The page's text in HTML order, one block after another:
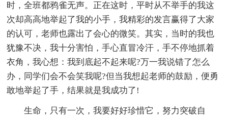
时，全班都鸦雀无声。正在这时，平时从不举手的我这
次却高高地举起了我的小手，我精彩的发言赢得了大家
的认可，老师也露出了会心的微笑。其实，当时的我也
犹豫不决，我十分害怕，手心直冒冷汗，手不停地抓着
衣角，我心想：我到底起不起来呢?万一我说错了怎么
办，同学们会不会笑我呢?但当我想起老师的鼓励，便勇
敢地举起了手，结果就是我成功了!
生命，只有一次，我要好好珍惜它，努力突破自